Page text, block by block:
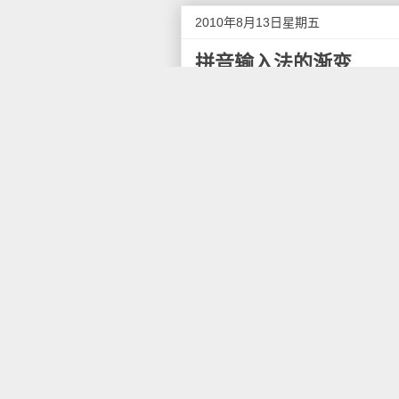
2010年8月13日星期五
拼音输入法的渐变